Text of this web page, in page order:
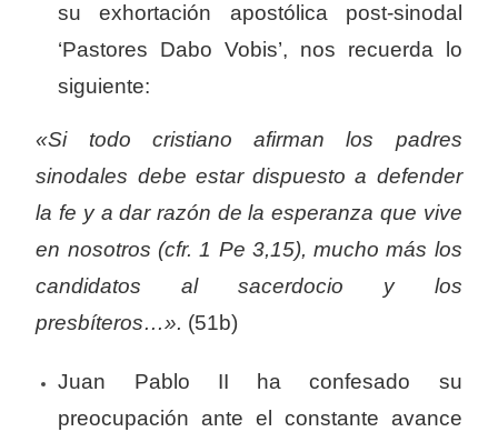
su exhortación apostólica post-sinodal
‘Pastores Dabo Vobis’, nos recuerda lo
siguiente:
«Si todo cristiano afirman los padres
sinodales debe estar dispuesto a defender
la fe y a dar razón de la esperanza que vive
en nosotros (cfr. 1 Pe 3,15), mucho más los
candidatos al sacerdocio y los
presbíteros…». (51b)
Juan Pablo II ha confesado su
preocupación ante el constante avance